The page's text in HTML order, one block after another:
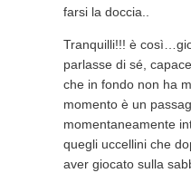
farsi la doccia..
Tranquilli!!! è
parlasse di sé,
che in fondo non ha
momento è un
momentaneamente
quegli uccellini che
aver giocato sulla